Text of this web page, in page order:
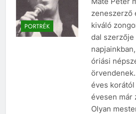
PORTRÉK
zeneszerző
kiváló
dal szerzője
óriási
éves
évesen már
Olyan